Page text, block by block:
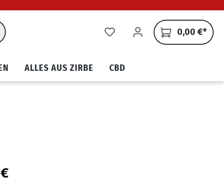
0,00 €*
ALLES AUS ZIRBE CBD